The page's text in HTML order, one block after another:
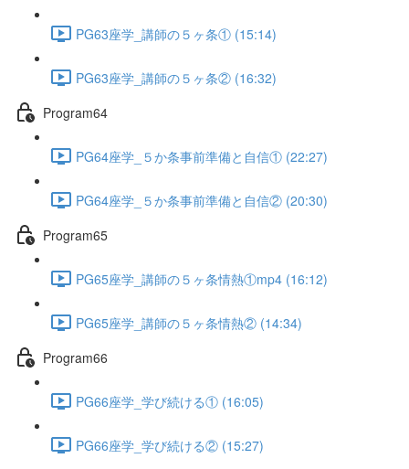
PG63座学_講師の５ヶ条① (15:14)
PG63座学_講師の５ヶ条② (16:32)
Program64
PG64座学_５か条事前準備と自信① (22:27)
PG64座学_５か条事前準備と自信② (20:30)
Program65
PG65座学_講師の５ヶ条情熱①mp4 (16:12)
PG65座学_講師の５ヶ条情熱② (14:34)
Program66
PG66座学_学び続ける① (16:05)
PG66座学_学び続ける② (15:27)